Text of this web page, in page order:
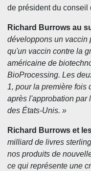
de président du conseil
Richard Burrows au
développons un vaccin
qu'un vaccin contre la
américaine de
BioProcessing. Les
1, pour la première fois
après l'approbation par
des États-Unis. »
Richard Burrows et
milliard de livres
nos produits de
ce qui représente une